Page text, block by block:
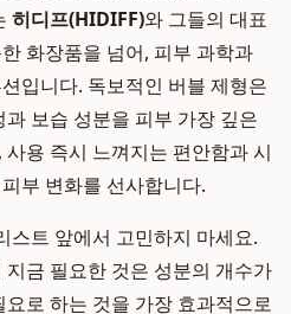
히디프(HIDIFF)와 그들의 대표
화장품을 넘어, 피부 과학과
입니다. 독보적인 버블 제형은
보습 성분을 피부 가장 깊은
용 즉시 느껴지는 편안함과 시
부 변화를 선사합니다.
스트 앞에서 고민하지 마세요.
금 필요한 것은 성분의 개수가
로 하는 것을 가장 효과적으로